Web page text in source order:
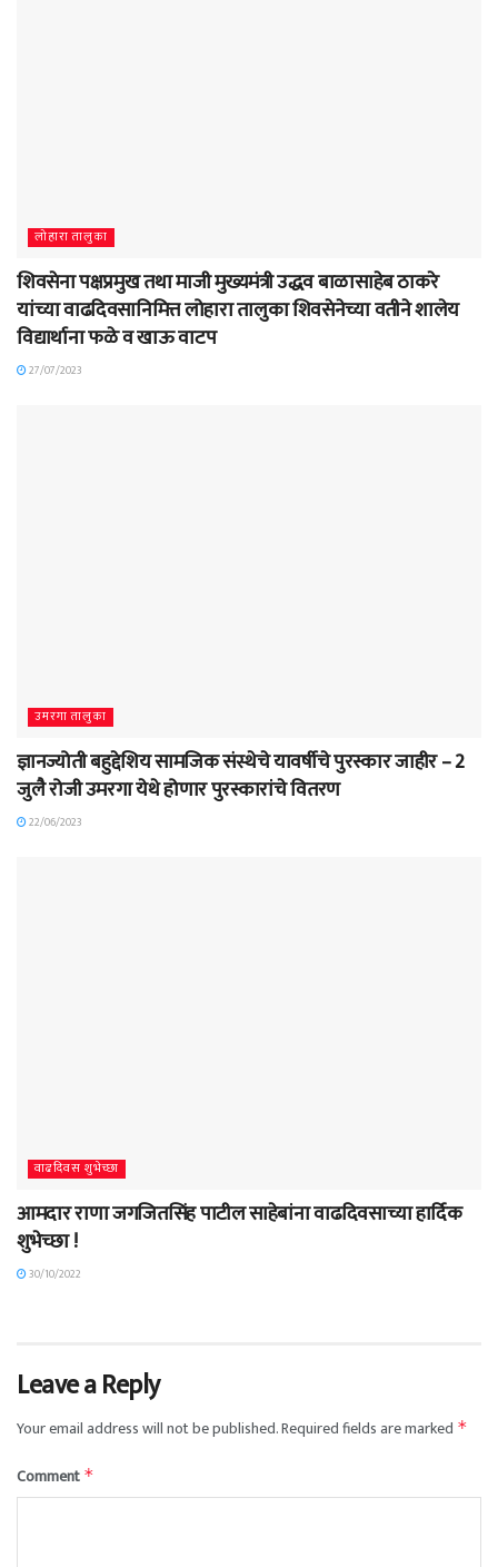
लोहारा तालुका
शिवसेना पक्षप्रमुख तथा माजी मुख्यमंत्री उद्धव बाळासाहेब ठाकरे
यांच्या वाढदिवसानिमित्त लोहारा तालुका शिवसेनेच्या वतीने शालेय
विद्यार्थाना फळे व खाऊ वाटप
27/07/2023
उमरगा तालुका
ज्ञानज्योती बहुद्देशिय सामजिक संस्थेचे यावर्षीचे पुरस्कार जाहीर – 2
जुलै रोजी उमरगा येथे होणार पुरस्कारांचे वितरण
22/06/2023
वाढदिवस शुभेच्छा
आमदार राणा जगजितसिंह पाटील साहेबांना वाढदिवसाच्या हार्दिक
शुभेच्छा !
30/10/2022
Leave a Reply
Your email address will not be published.Required fields are marked *
Comment *